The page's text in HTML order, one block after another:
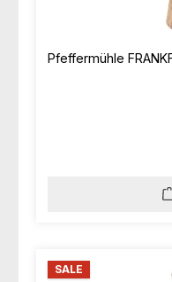
Pfeffermühle
SALE